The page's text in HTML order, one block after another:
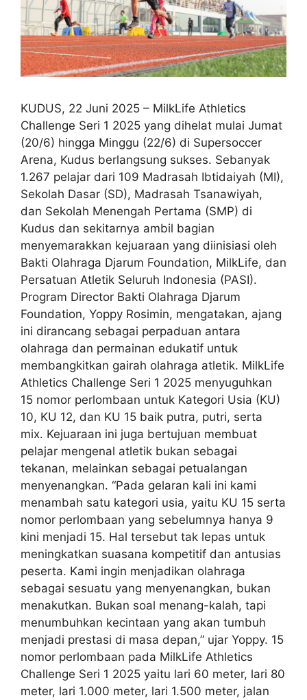
KUDUS, 22 Juni 2025 – MilkLife Athletics
Challenge Seri 1 2025 yang dihelat mulai Jumat
(20/6) hingga Minggu (22/6) di Supersoccer
Arena, Kudus berlangsung sukses. Sebanyak
1.267 pelajar dari 109 Madrasah Ibtidaiyah (MI),
Sekolah Dasar (SD), Madrasah Tsanawiyah,
dan Sekolah Menengah Pertama (SMP) di
Kudus dan sekitarnya ambil bagian
menyemarakkan kejuaraan yang diinisiasi oleh
Bakti Olahraga Djarum Foundation, MilkLife, dan
Persatuan Atletik Seluruh Indonesia (PASI).
Program Director Bakti Olahraga Djarum
Foundation, Yoppy Rosimin, mengatakan, ajang
ini dirancang sebagai perpaduan antara
olahraga dan permainan edukatif untuk
membangkitkan gairah olahraga atletik. MilkLife
Athletics Challenge Seri 1 2025 menyuguhkan
15 nomor perlombaan untuk Kategori Usia (KU)
10, KU 12, dan KU 15 baik putra, putri, serta
mix. Kejuaraan ini juga bertujuan membuat
pelajar mengenal atletik bukan sebagai
tekanan, melainkan sebagai petualangan
menyenangkan. “Pada gelaran kali ini kami
menambah satu kategori usia, yaitu KU 15 serta
nomor perlombaan yang sebelumnya hanya 9
kini menjadi 15. Hal tersebut tak lepas untuk
meningkatkan suasana kompetitif dan antusias
peserta. Kami ingin menjadikan olahraga
sebagai sesuatu yang menyenangkan, bukan
menakutkan. Bukan soal menang-kalah, tapi
menumbuhkan kecintaan yang akan tumbuh
menjadi prestasi di masa depan,” ujar Yoppy. 15
nomor perlombaan pada MilkLife Athletics
Challenge Seri 1 2025 yaitu lari 60 meter, lari 80
meter, lari 1.000 meter, lari 1.500 meter, jalan